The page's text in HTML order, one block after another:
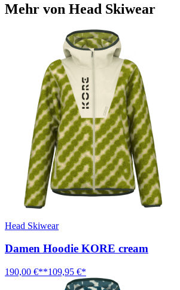
Mehr von Head Skiwear
Head Skiwear
Damen Hoodie KORE cream
190,00 €**109,95 €*